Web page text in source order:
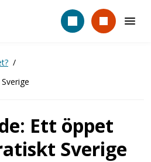
Ett öppet
Sverige